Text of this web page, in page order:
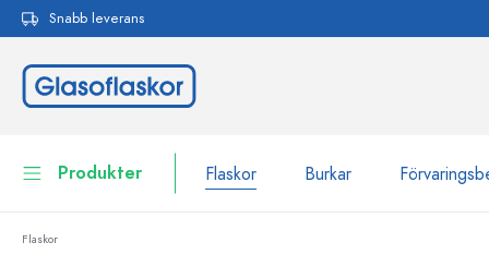
Hoppa till huvudnavigering
Snabb leverans
Produkter Flaskor Burkar
Flaskor